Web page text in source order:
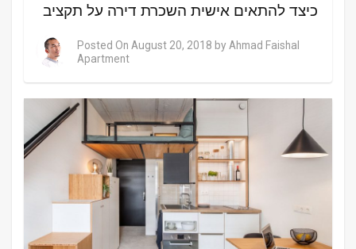
כיצד להתאים אישית השכרת דירה על תקציב
Posted On August 20, 2018 by Ahmad Faishal
Apartment